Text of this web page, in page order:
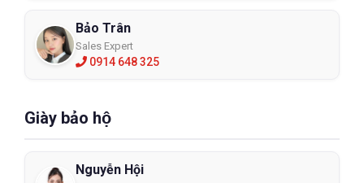
Bảo Trân
Sales Expert
0914 648 325
Giày bảo hộ
Nguyễn Hội